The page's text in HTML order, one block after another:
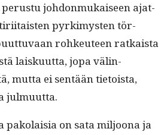
perus­tu johdon­mukaiseen ajat­
pyrkimys­ten tör­
rohkeu­teen ratkaista
laisku­ut­ta, jopa välin­
mut­ta ei sen­tään tietoista,
julmuutta.
pako­laisia on sata miljoona ja